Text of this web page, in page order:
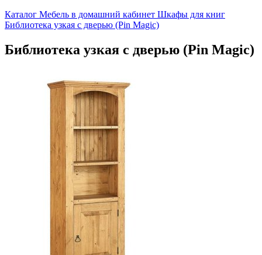
Каталог Мебель в домашний кабинет Шкафы для книг
Библиотека узкая с дверью (Pin Magic)
Библиотека узкая с дверью (Pin Magic)